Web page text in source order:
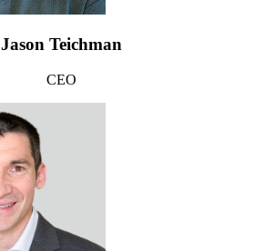
Jason Teichman
CEO